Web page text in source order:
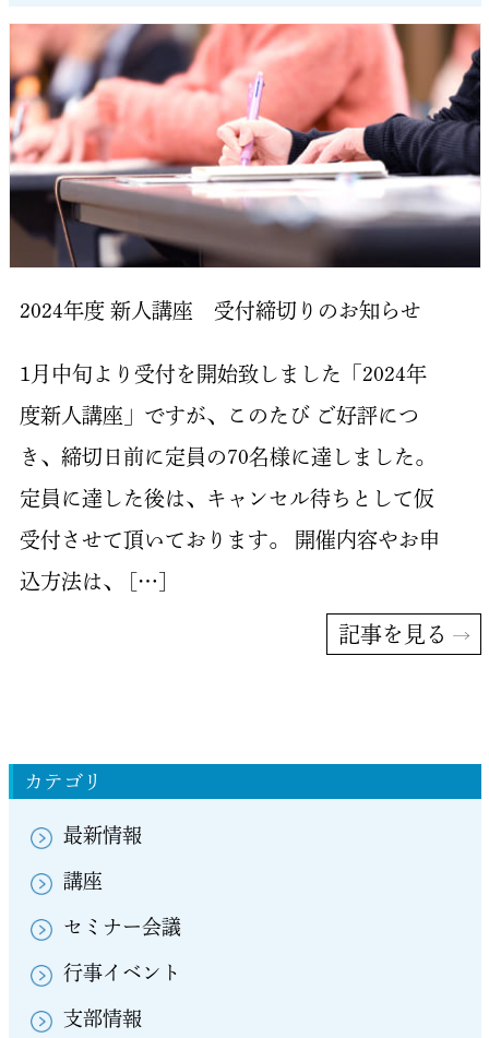
カテゴリ
最新情報
講座
セミナー会議
行事イベント
支部情報
2024年度 新人講座 受付締切りのお知らせ
1月中旬より受付を開始致しました「2024年
度新人講座」ですが、このたび ご好評につ
き、締切日前に定員の70名様に達しました。
定員に達した後は、キャンセル待ちとして仮
受付させて頂いております。 開催内容やお申
込方法は、 […]
記事を見る